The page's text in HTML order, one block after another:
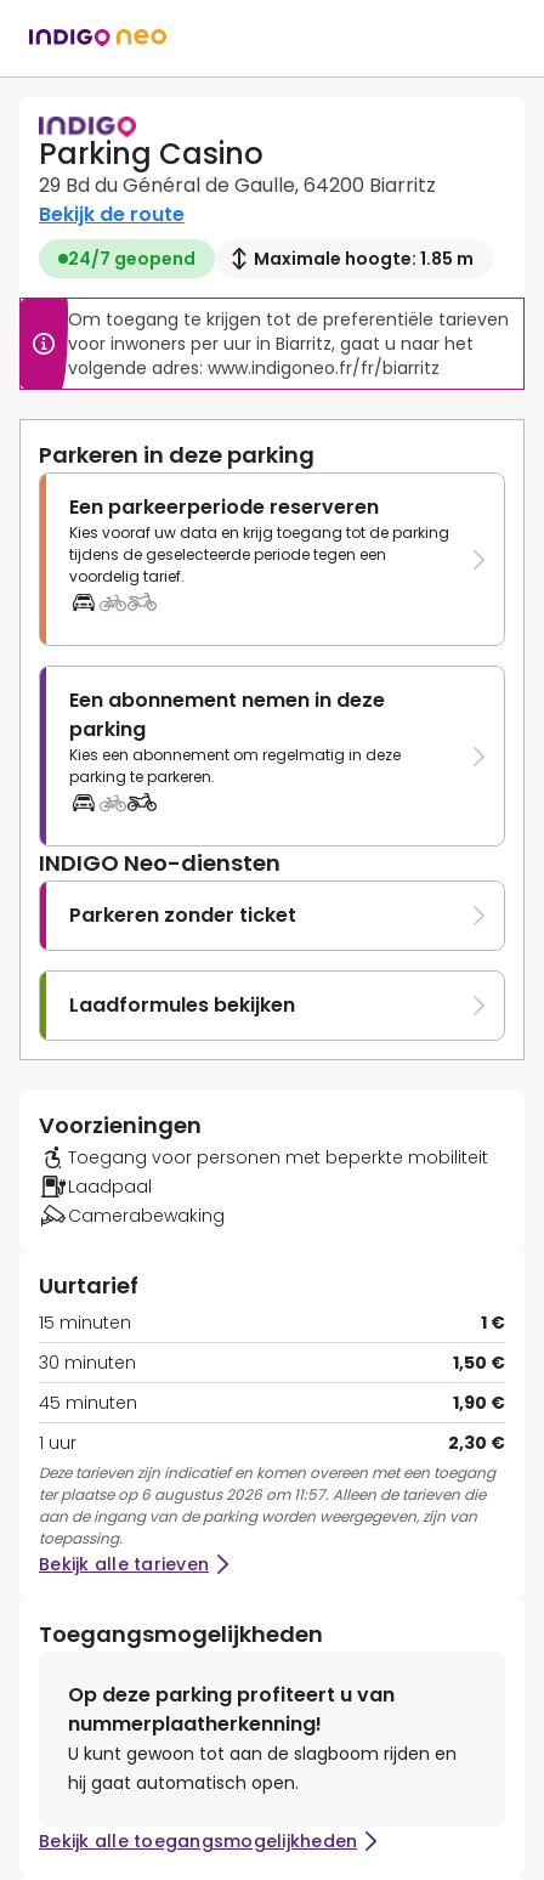
Parking Casino
29 Bd du Général de Gaulle, 64200 Biarritz
Bekijk de route
24/7 geopend Maximale hoogte: 1.85 m
Om toegang te krijgen tot de preferentiële tarieven
voor inwoners per uur in Biarritz, gaat u naar het
Parkeren in deze parking
Een parkeerperiode reserveren
Kies vooraf uw data en krijg toegang tot de parking
tijdens de geselecteerde periode tegen een
voordelig tarief.
Een abonnement nemen in deze
parking
Kies een abonnement om regelmatig in deze
parking te parkeren.
INDIGO Neo-diensten
Parkeren zonder ticket
Laadformules bekijken
Voorzieningen
Toegang voor personen met beperkte mobiliteit
Laadpaal
Camerabewaking
Uurtarief
15 minuten
1 €
30 minuten
1,50 €
45 minuten
1,90 €
1 uur
2,30 €
Deze tarieven zijn indicatief en komen overeen met een toegang
ter plaatse op 6 augustus 2026 om 11:57. Alleen de tarieven die
aan de ingang van de parking worden weergegeven, zijn van
toepassing.
Bekijk alle tarieven
Toegangsmogelijkheden
Op deze parking profiteert u van
nummerplaatherkenning!
U kunt gewoon tot aan de slagboom rijden en
hij gaat automatisch open.
Bekijk alle toegangsmogelijkheden